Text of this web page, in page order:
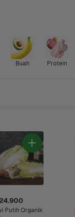
Buah Protein
Putih Organik